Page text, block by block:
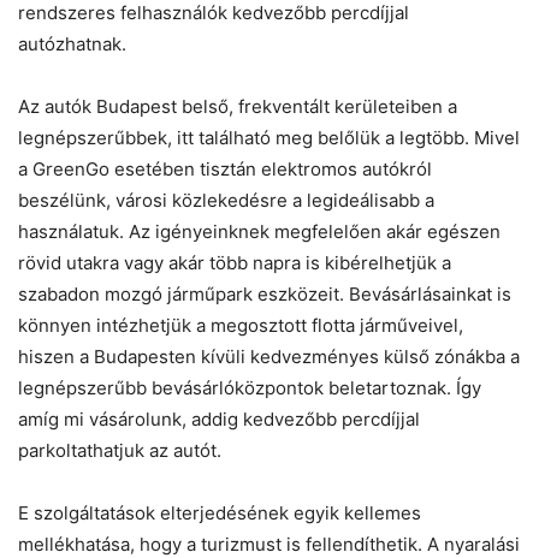
rendszeres felhasználók kedvezőbb percdíjjal
autózhatnak.
Az autók Budapest belső, frekventált kerületeiben a
legnépszerűbbek, itt található meg belőlük a legtöbb. Mivel
a GreenGo esetében tisztán elektromos autókról
beszélünk, városi közlekedésre a legideálisabb a
használatuk. Az igényeinknek megfelelően akár egészen
rövid utakra vagy akár több napra is kibérelhetjük a
szabadon mozgó járműpark eszközeit. Bevásárlásainkat is
könnyen intézhetjük a megosztott flotta járműveivel,
hiszen a Budapesten kívüli kedvezményes külső zónákba a
legnépszerűbb bevásárlóközpontok beletartoznak. Így
amíg mi vásárolunk, addig kedvezőbb percdíjjal
parkoltathatjuk az autót.
E szolgáltatások elterjedésének egyik kellemes
mellékhatása, hogy a turizmust is fellendíthetik. A nyaralási